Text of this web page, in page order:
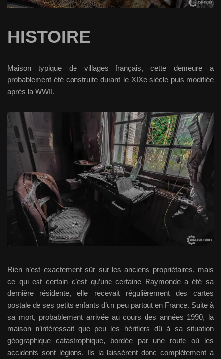
HISTOIRE
Maison typique de villages français, cette demeure a
probablement été construite durant le XIXe siècle puis modifiée
après la WWII.
Rien n’est exactement sûr sur les anciens propriétaires, mais
ce qui est certain c’est qu’une certaine Raymonde a été sa
dernière résidente, elle recevait régulièrement des cartes
postale de ses petits enfants d’un peu partout en France. Suite à
sa mort, probablement arrivée au cours des années 1990, la
maison n’intéressait que peu les héritiers dû à sa situation
géographique catastrophique, bordée par une route où les
accidents sont légions. Ils la laissèrent donc complètement à